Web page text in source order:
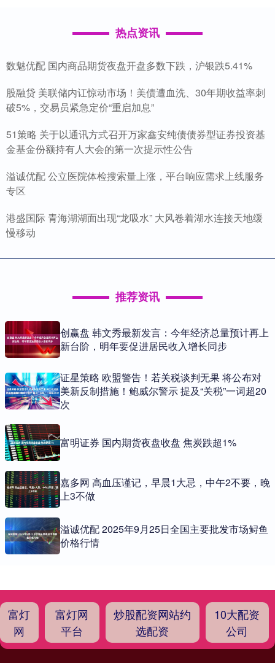
热点资讯
数魅优配 国内商品期货夜盘开盘多数下跌，沪银跌5.41%
股融贷 美联储内讧惊动市场！美债遭血洗、30年期收益率刺
破5%，交易员紧急定价“重启加息”
51策略 关于以通讯方式召开万家鑫安纯债债券型证券投资基
金基金份额持有人大会的第一次提示性公告
溢诚优配 公立医院体检搜索量上涨，平台响应需求上线服务
专区
港盛国际 青海湖湖面出现“龙吸水” 大风卷着湖水连接天地缓
慢移动
推荐资讯
创赢盘 韩文秀最新发言：今年经济总量预计再上
新台阶，明年要促进居民收入增长同步
证星策略 欧盟警告！若关税谈判无果 将公布对
美新反制措施！鲍威尔警示 提及“关税”一词超20
次
富明证券 国内期货夜盘收盘 焦炭跌超1%
嘉多网 高血压谨记，早晨1大忌，中午2不要，晚
上3不做
溢诚优配 2025年9月25日全国主要批发市场鲟鱼
价格行情
富灯
网
富灯网
平台
炒股配资网站约
选配资
10大配资
公司